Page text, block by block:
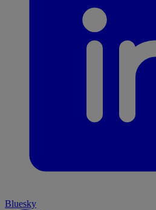
Bluesky